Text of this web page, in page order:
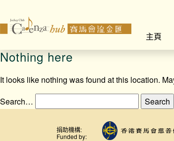
主頁
Nothing here
It looks like nothing was found at this location.
Search…
捐助機構:
Funded by: